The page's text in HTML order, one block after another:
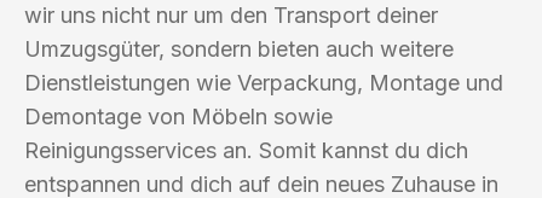
wir uns nicht nur um den Transport deiner
Umzugsgüter, sondern bieten auch weitere
Dienstleistungen wie Verpackung, Montage und
Demontage von Möbeln sowie
Reinigungsservices an. Somit kannst du dich
entspannen und dich auf dein neues Zuhause in